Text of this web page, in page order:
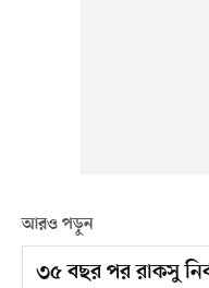
আরও পড়ুন
৩৫ বছর পর রাকসু